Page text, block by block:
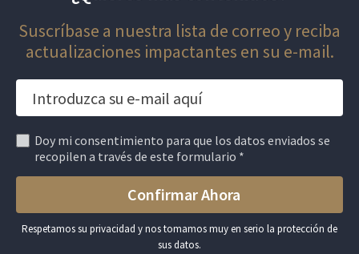
Suscríbase a nuestra lista de correo y reciba
actualizaciones impactantes en su e-mail.
Doy mi consentimiento para que los datos enviados se
recopilen a través de este formulario *
Respetamos su privacidad y nos tomamos muy en serio la protección de
sus datos.